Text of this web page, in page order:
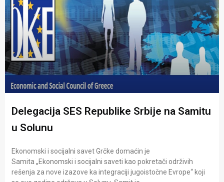
Delegacija SES Republike Srbije na Samitu
u Solunu
Ekonomski i socijalni savet Grčke domaćin je
Samita „Ekonomski i socijalni saveti kao pokretači održivih
rešenja za nove izazove ka integraciji jugoistočne Evrope“ koji